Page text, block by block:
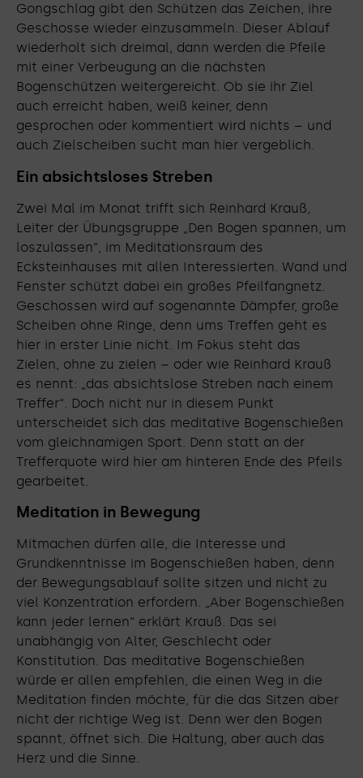
Gongschlag gibt den Schützen das Zeichen, ihre
Geschosse wieder einzusammeln. Dieser Ablauf
wiederholt sich dreimal, dann werden die Pfeile
mit einer Verbeugung an die nächsten
Bogenschützen weitergereicht. Ob sie ihr Ziel
auch erreicht haben, weiß keiner, denn
gesprochen oder kommentiert wird nichts – und
auch Zielscheiben sucht man hier vergeblich.
Ein absichtsloses Streben
Zwei Mal im Monat trifft sich Reinhard Krauß,
Leiter der Übungsgruppe „Den Bogen spannen, um
loszulassen“, im Meditationsraum des
Ecksteinhauses mit allen Interessierten. Wand und
Fenster schützt dabei ein großes Pfeilfangnetz.
Geschossen wird auf sogenannte Dämpfer, große
Scheiben ohne Ringe, denn ums Treffen geht es
hier in erster Linie nicht. Im Fokus steht das
Zielen, ohne zu zielen – oder wie Reinhard Krauß
es nennt: „das absichtslose Streben nach einem
Treffer“. Doch nicht nur in diesem Punkt
unterscheidet sich das meditative Bogenschießen
vom gleichnamigen Sport. Denn statt an der
Trefferquote wird hier am hinteren Ende des Pfeils
gearbeitet.
Meditation in Bewegung
Mitmachen dürfen alle, die Interesse und
Grundkenntnisse im Bogenschießen haben, denn
der Bewegungsablauf sollte sitzen und nicht zu
viel Konzentration erfordern. „Aber Bogenschießen
kann jeder lernen“ erklärt Krauß. Das sei
unabhängig von Alter, Geschlecht oder
Konstitution. Das meditative Bogenschießen
würde er allen empfehlen, die einen Weg in die
Meditation finden möchte, für die das Sitzen aber
nicht der richtige Weg ist. Denn wer den Bogen
spannt, öffnet sich. Die Haltung, aber auch das
Herz und die Sinne.